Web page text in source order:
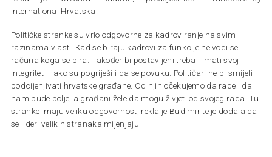
International Hrvatska.
Političke stranke su vrlo odgovorne za kadroviranje na svim
razinama vlasti. Kad se biraju kadrovi za funkcije ne vodi se
računa koga se bira. Također bi postavljeni trebali imati svoj
integritet – ako su pogriješili da se povuku. Političari ne bi smijeli
podcijenjivati hrvatske građane. Od njih očekujemo da rade i da
nam bude bolje, a građani žele da mogu živjeti od svojeg rada. Tu
stranke imaju veliku odgovornost, rekla je Budimir te je dodala da
se lideri velikih stranaka mijenjaju